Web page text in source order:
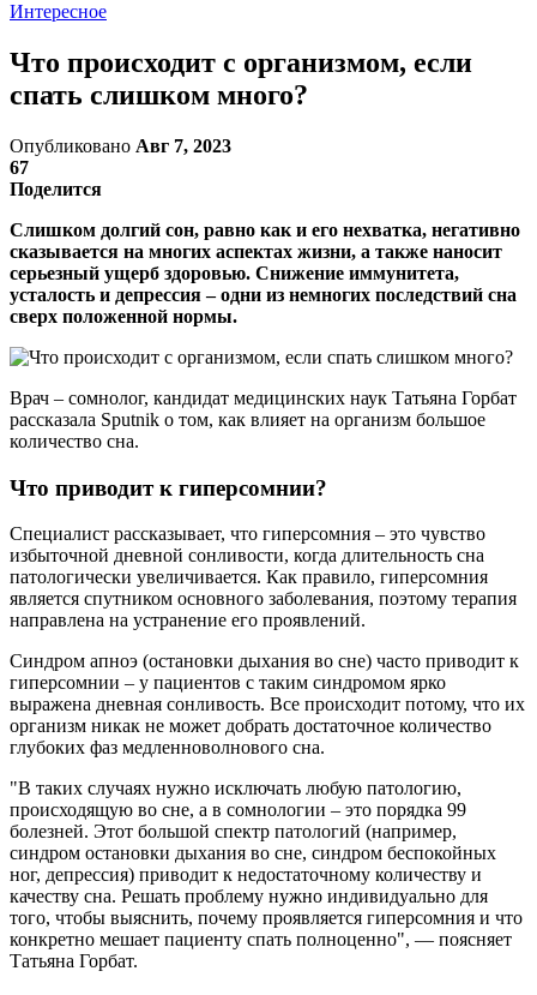
Интересное
Что происходит с организмом, если
спать слишком много?
Опубликовано Авг 7, 2023
67
Поделится
Слишком долгий сон, равно как и его нехватка, негативно
сказывается на многих аспектах жизни, а также наносит
серьезный ущерб здоровью. Снижение иммунитета,
усталость и депрессия – одни из немногих последствий сна
сверх положенной нормы.
Врач – сомнолог, кандидат медицинских наук Татьяна Горбат
рассказала Sputnik о том, как влияет на организм большое
количество сна.
Что приводит к гиперсомнии?
Специалист рассказывает, что гиперсомния – это чувство
избыточной дневной сонливости, когда длительность сна
патологически увеличивается. Как правило, гиперсомния
является спутником основного заболевания, поэтому терапия
направлена на устранение его проявлений.
Синдром апноэ (остановки дыхания во сне) часто приводит к
гиперсомнии – у пациентов с таким синдромом ярко
выражена дневная сонливость. Все происходит потому, что их
организм никак не может добрать достаточное количество
глубоких фаз медленноволнового сна.
"В таких случаях нужно исключать любую патологию,
происходящую во сне, а в сомнологии – это порядка 99
болезней. Этот большой спектр патологий (например,
синдром остановки дыхания во сне, синдром беспокойных
ног, депрессия) приводит к недостаточному количеству и
качеству сна. Решать проблему нужно индивидуально для
того, чтобы выяснить, почему проявляется гиперсомния и что
конкретно мешает пациенту спать полноценно", — поясняет
Татьяна Горбат.